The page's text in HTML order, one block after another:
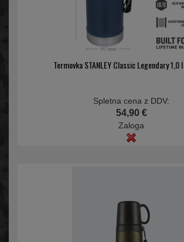
Termovka STANLEY Classic Legendary
Spletna cena z DDV:
54,90 €
Zaloga